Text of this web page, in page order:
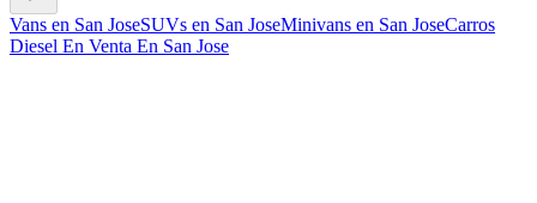
Vans en San JoseSUVs en San JoseMinivans en San JoseCarros
Diesel En Venta En San Jose